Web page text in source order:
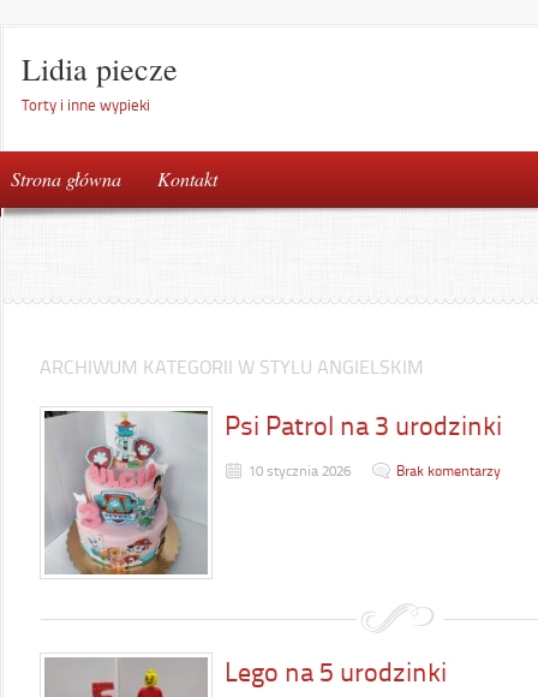
Lidia piecze
Torty i inne wypieki
Strona główna Kontakt
ARCHIWUM KATEGORII W STYLU ANGIELSKIM
Psi Patrol na 3 urodzinki
10 stycznia 2026 Brak komentarzy
Lego na 5 urodzinki